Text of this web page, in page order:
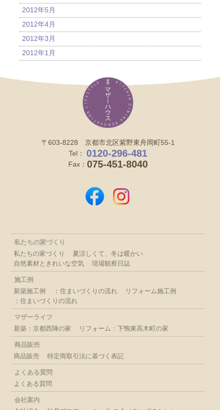
2012年5月
2012年4月
2012年3月
2012年1月
〒603-8228 京都市北区紫野東舟岡町55-1
Tel：
0120-296-481
Fax： 075-451-8040
私たちの家づくり
私たちの家づくり
夏涼しくて、冬は暖かい
自然素材ときれいな空気
現場観察日誌
施工例
新築施工例
：住まいづくりの流れ
リフォーム施工例
：住まいづくりの流れ
マザーライフ
新築：京都西陣の家
リフォーム：下鴨東高木町の家
商品販売
商品販売
特定商取引法に基づく表記
よくある質問
よくある質問
会社案内